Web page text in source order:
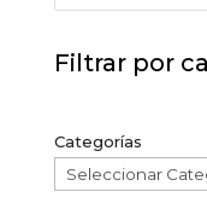
Filtrar por
Categorías